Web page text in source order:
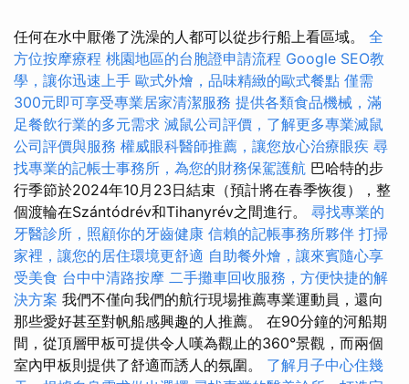
任何在水中厭倦了洗澡的人都可以從步行船上看區域。 全
方位按摩療程 桃園地區的台胞證申請流程 Google SEO教
學，讓你迅速上手 歐式外燴，品味精緻的歐式餐點 僅需
300元即可享受專業居家清潔服務 提供各類食品機械，滿
足餐飲行業的多元需求 滅鼠公司評價，了解更多專業滅鼠
公司評價與服務 權威眼科醫師推薦，讓您放心治療眼疾 尋
找專業的記帳士事務所，為您的財務保駕護航 巴哈特的步
行季節於2024年10月23日結束（預計將在春季恢復），整
個渡輪在Szántódrév和Tihanyrév之間進行。 尋找專業的
牙醫診所，照顧你的牙齒健康 信賴的記帳事務所夥伴 打掃
家裡，讓您的居住環境更舒適 自助餐外燴，讓來賓隨心享
受美食 台中中清路按摩 二手攤車回收服務，方便快捷的解
決方案 我們不僅向我們的航行現場推薦專業運動員，還向
那些愛好甚至對帆船感興趣的人推薦。 在90分鐘的河船期
間，從頂層甲板可提供令人嘆為觀止的360°景觀，而兩個
室內甲板則提供了舒適而誘人的氛圍。 了解月子中心住幾